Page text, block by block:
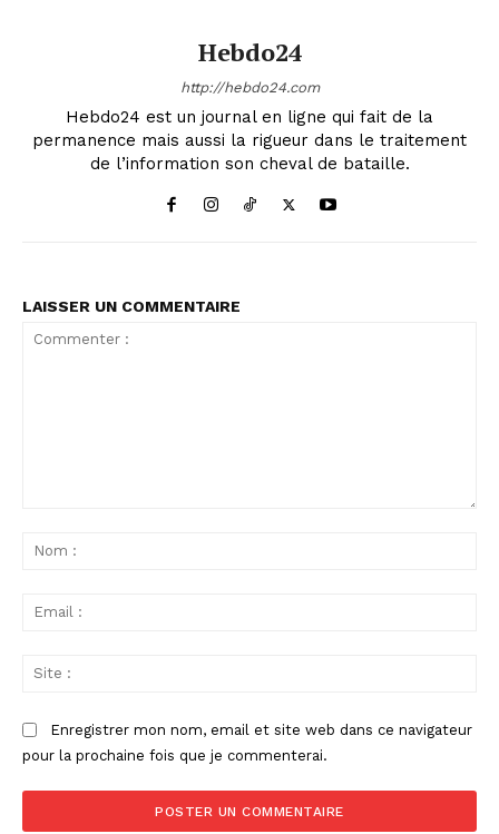
Hebdo24
http://hebdo24.com
Hebdo24 est un journal en ligne qui fait de la
permanence mais aussi la rigueur dans le traitement
de l’information son cheval de bataille.
LAISSER UN COMMENTAIRE
Enregistrer mon nom, email et site web dans ce navigateur
pour la prochaine fois que je commenterai.